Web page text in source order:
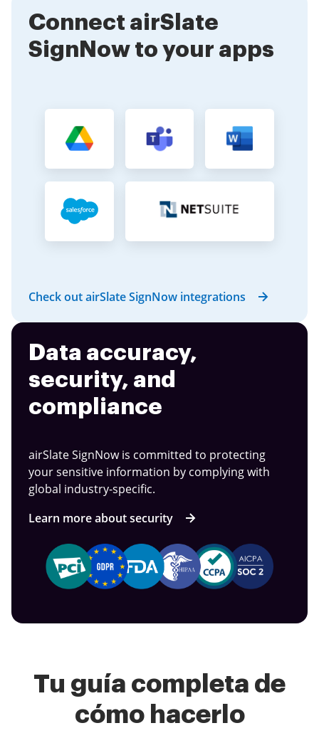
Connect airSlate
SignNow to your apps
Check out airSlate SignNow integrations
Data accuracy,
security, and
compliance
airSlate SignNow is committed to protecting
your sensitive information by complying with
global industry-specific.
Learn more about security
Tu guía completa de
cómo hacerlo